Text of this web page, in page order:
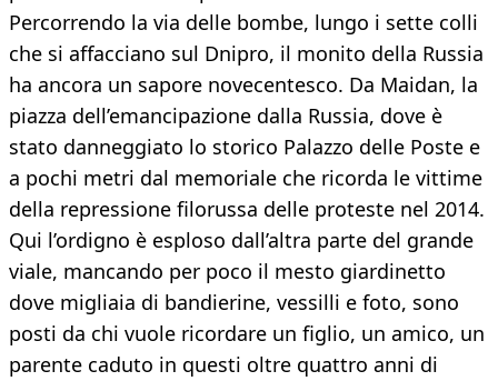
Percorrendo la via delle bombe, lungo i sette colli
che si affacciano sul Dnipro, il monito della Russia
ha ancora un sapore novecentesco. Da Maidan, la
piazza dell’emancipazione dalla Russia, dove è
stato danneggiato lo storico Palazzo delle Poste e
a pochi metri dal memoriale che ricorda le vittime
della repressione filorussa delle proteste nel 2014.
Qui l’ordigno è esploso dall’altra parte del grande
viale, mancando per poco il mesto giardinetto
dove migliaia di bandierine, vessilli e foto, sono
posti da chi vuole ricordare un figlio, un amico, un
parente caduto in questi oltre quattro anni di